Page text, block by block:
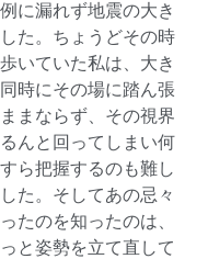
に漏れず地震の大き
た。ちょうどその時
いていた私は、大き
時にその場に踏ん張
まならず、その視界
んと回ってしまい何
ら把握するのも難し
た。そしてあの忌々
たのを知ったのは、
と姿勢を立て直して